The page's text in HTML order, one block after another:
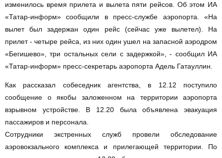
изменилось время прилета и вылета пяти рейсов. Об этом ИА
«Татар-информ» сообщили в пресс-службе аэропорта. «На
вылет был задержан один рейс (сейчас уже вылетел). На
прилет - четыре рейса, из них один ушел на запасной аэродром
«Бегишево», три остальных сели с задержкой», - сообщил ИА
«Татар-информ» пресс-секретарь аэропорта Адель Гатауллин.
Как рассказал собеседник агентства, в 12.12 поступило
сообщение о якобы заложенном на территории аэропорта
взрывном устройстве. В 12.20 была объявлена эвакуация
пассажиров и персонала.
Сотрудники экстренных служб провели обследование
аэровокзального комплекса и прилегающей территории. По